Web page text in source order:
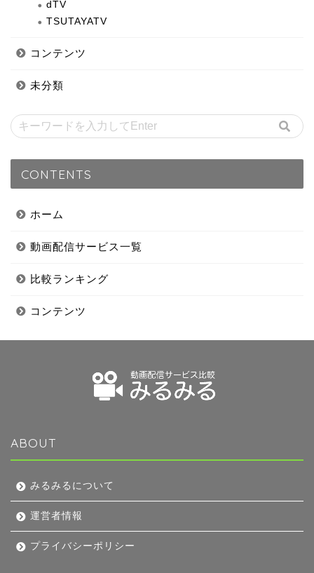
dTV
TSUTAYATV
コンテンツ
未分類
CONTENTS
ホーム
動画配信サービス一覧
比較ランキング
コンテンツ
ABOUT
みるみるについて
運営者情報
プライバシーポリシー